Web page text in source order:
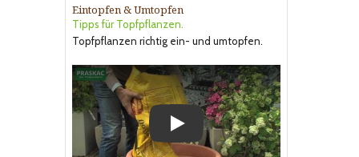
Eintopfen & Umtopfen
Tipps für Topfpflanzen.
Topfpflanzen richtig ein- und umtopfen.
Play